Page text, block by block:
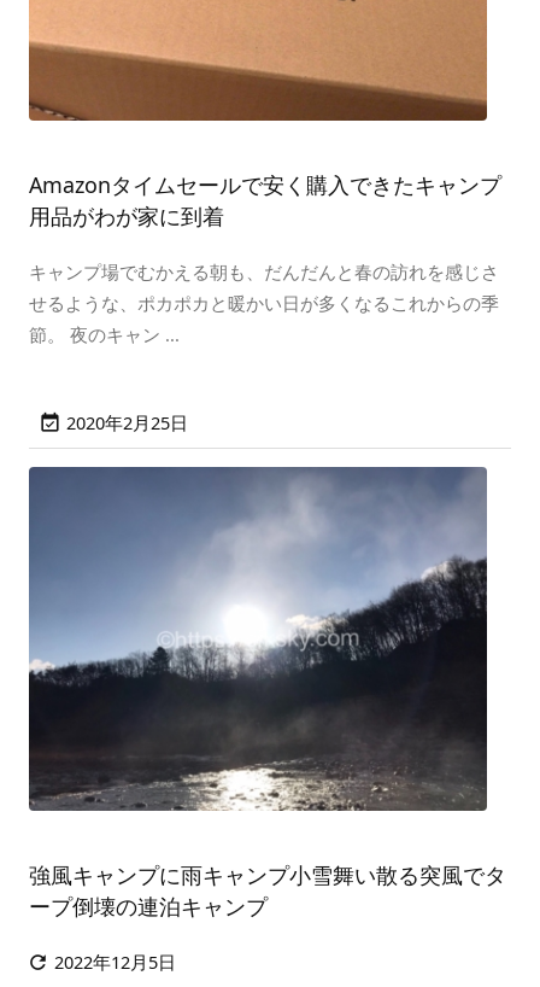
Amazonタイムセールで安く購入できたキャンプ
用品がわが家に到着
キャンプ場でむかえる朝も、だんだんと春の訪れを感じさ
せるような、ポカポカと暖かい日が多くなるこれからの季
節。 夜のキャン ...
 2020年2月25日
強風キャンプに雨キャンプ小雪舞い散る突風でタ
ープ倒壊の連泊キャンプ
 2022年12月5日